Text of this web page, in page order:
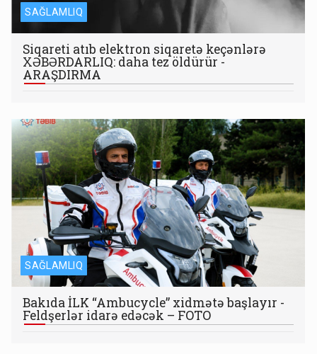
SAĞLAMLIQ
Siqareti atıb elektron siqaretə keçənlərə
XƏBƏRDARLIQ: daha tez öldürür -
ARAŞDIRMA
SAĞLAMLIQ
Bakıda İLK “Ambucycle” xidmətə başlayır -
Feldşerlər idarə edəcək – FOTO